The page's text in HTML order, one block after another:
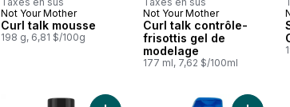
Sponsorisé
Not Your Mother
Curl talk mousse
198 g, 6,81 $/100g
Sponsorisé
Not Your Mother
Curl talk contrôle-
frisottis gel de
modelage
177 ml, 7,62 $/100ml